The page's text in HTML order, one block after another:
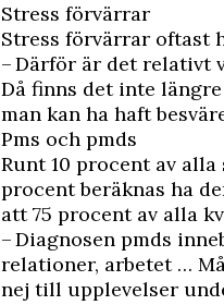
Stress förvärrar
Stress förvärrar oftast
– Därför är det relativt
Då finns det inte
man kan ha haft
Pms och pmds
Runt 10 procent av
procent beräknas ha
att 75 procent av alla
– Diagnosen pmds
relationer, arbetet …
nej till upplevelser